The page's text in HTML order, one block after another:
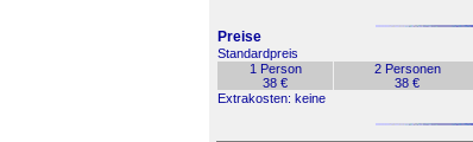
Preise
Standardpreis
1 Person
38 €
2 Personen
38 €
Extrakosten: keine